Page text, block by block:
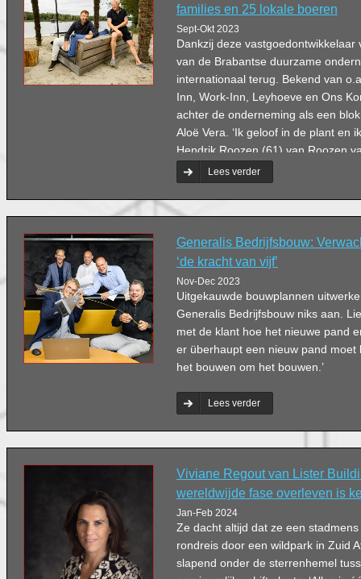
families en 25 lokale boeren
Sept-Okt 2023
Dankzij deze vastgoedontwikkelaar
van de Brabantse duurzame
internationaal terug. Bekend van
Inn, Work-Inn, Leyhoeve en Ons
achter de onderneming als een
Aloë Vera. ‘Ik geloof in de plant en
Hendrik Roozen (61) van Roozen
‘Bovendien heb ik mijn partner
voort te zetten.’
Lees verder
Generalis Bedrijfsbouw:
‘de kracht van vĳf’
Nov-Dec 2023
Uitgekauwde bouwplannen
Generalis Bedrijfsbouw niks aan.
met de klant hoe het nieuwe pand
er überhaupt een nieuw pand moet
het bouwen om het bouwen.’
Lees verder
Viviane Regout van Lister
wereldwijde fase overleven is
Jan-Feb 2024
Ze dacht altijd dat ze een
rondreis door een wildpark in Zuid
slapend onder de sterrenhemel